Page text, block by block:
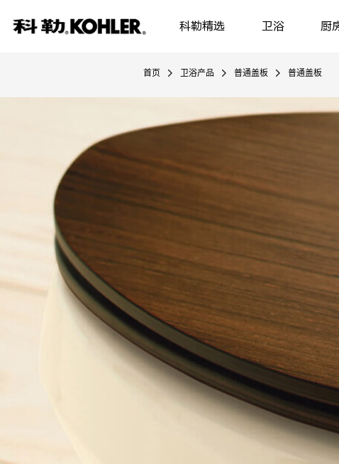
科勒精选 卫浴 厨
首页 卫浴产品 普通盖板 普通盖板